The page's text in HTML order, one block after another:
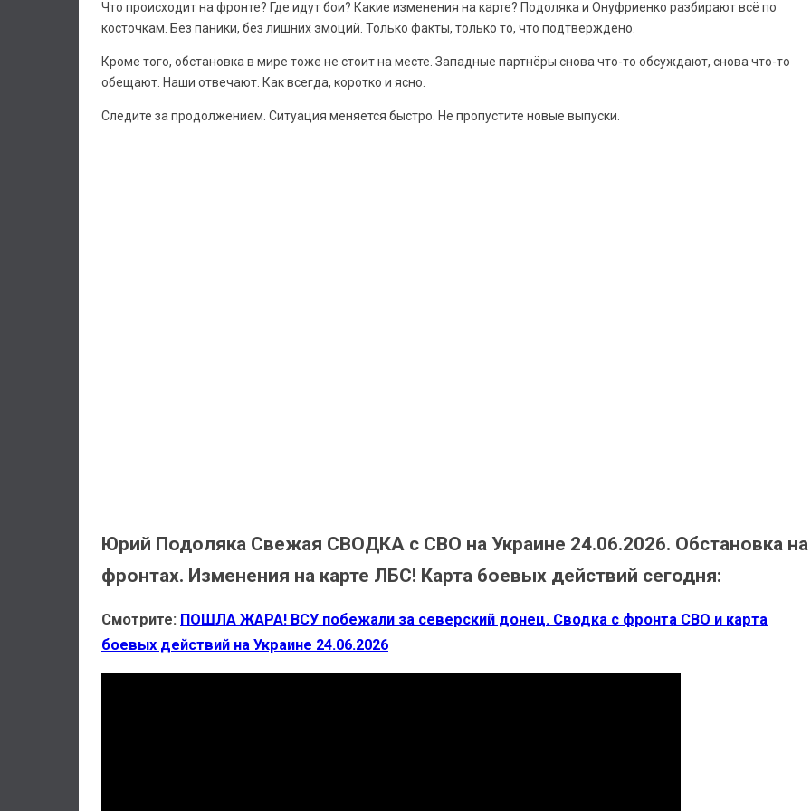
Что происходит на фронте? Где идут бои? Какие изменения на карте? Подоляка и Онуфриенко разбирают всё по
косточкам. Без паники, без лишних эмоций. Только факты, только то, что подтверждено.
Кроме того, обстановка в мире тоже не стоит на месте. Западные партнёры снова что-то обсуждают, снова что-то
обещают. Наши отвечают. Как всегда, коротко и ясно.
Следите за продолжением. Ситуация меняется быстро. Не пропустите новые выпуски.
Юрий Подоляка Свежая СВОДКА с СВО на Украине 24.06.2026. Обстановка на
фронтах. Изменения на карте ЛБС! Карта боевых действий сегодня:
Смотрите: ПОШЛА ЖАРА! ВСУ побежали за северский донец. Сводка с фронта СВО и карта
боевых действий на Украине 24.06.2026